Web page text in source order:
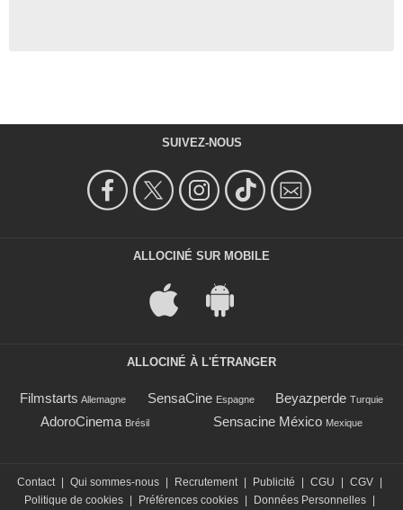
SUIVEZ-NOUS
ALLOCINÉ SUR MOBILE
ALLOCINÉ À L'ÉTRANGER
Filmstarts Allemagne SensaCine Espagne Beyazperde Turquie
AdoroCinema Brésil Sensacine México Mexique
Contact | Qui sommes-nous | Recrutement | Publicité | CGU | CGV |
Politique de cookies | Préférences cookies | Données Personnelles |